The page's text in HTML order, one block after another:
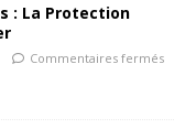
: La Protection
Commentaires fermés